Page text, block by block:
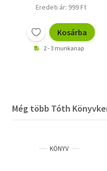
Eredeti ár: 999 Ft
Kosárba
2 - 3 munkanap
Még több Tóth
KÖNYV